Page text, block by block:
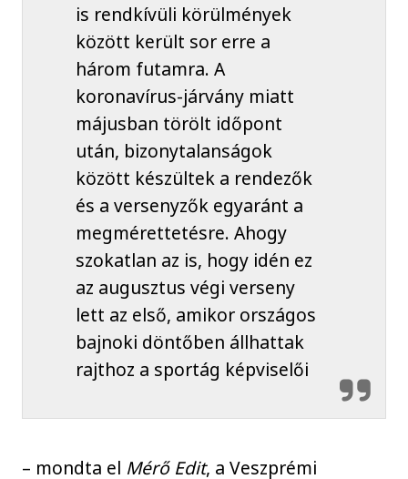
is rendkívüli körülmények
között került sor erre a
három futamra. A
koronavírus-járvány miatt
májusban törölt időpont
után, bizonytalanságok
között készültek a rendezők
és a versenyzők egyaránt a
megmérettetésre. Ahogy
szokatlan az is, hogy idén ez
az augusztus végi verseny
lett az első, amikor országos
bajnoki döntőben állhattak
rajthoz a sportág képviselői
– mondta el Mérő Edit, a Veszprémi